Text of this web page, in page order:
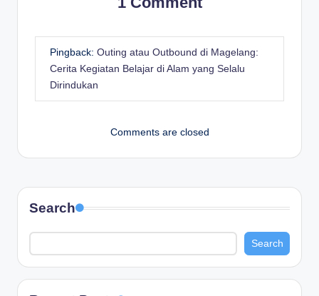
Pingback: Outing atau Outbound di Magelang:
Cerita Kegiatan Belajar di Alam yang Selalu
Dirindukan
Comments are closed
Search
Search